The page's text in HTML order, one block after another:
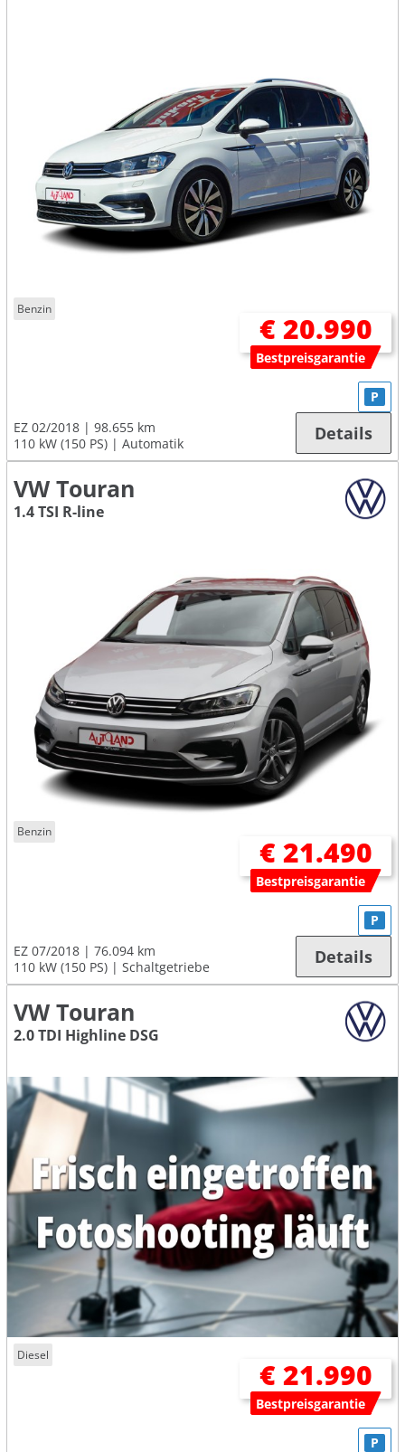
Benzin
€ 20.990
Bestpreisgarantie
EZ 02/2018
98.655 km
110 kW (150 PS)
Automatik
P
Details
VW Touran
1.4 TSI R-line
Benzin
€ 21.490
Bestpreisgarantie
EZ 07/2018
76.094 km
110 kW (150 PS)
Schaltgetriebe
P
Details
VW Touran
2.0 TDI Highline DSG
Diesel
€ 21.990
Bestpreisgarantie
P